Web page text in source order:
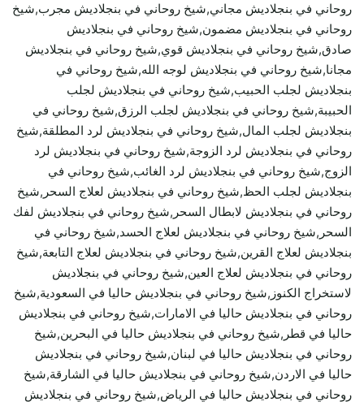
روحاني في بنجلاديش مجاني,شيخ روحاني في بنجلاديش مجرب,شيخ
روحاني في بنجلاديش مضمون,شيخ روحاني في بنجلاديش
صادق,شيخ روحاني في بنجلاديش قوي,شيخ روحاني في بنجلاديش
مجانا,شيخ روحاني في بنجلاديش لوجه الله,شيخ روحاني في
بنجلاديش لجلب الحبيب,شيخ روحاني في بنجلاديش لجلب
الحبيبة,شيخ روحاني في بنجلاديش لجلب الرزق,شيخ روحاني في
بنجلاديش لجلب المال,شيخ روحاني في بنجلاديش لرد المطلقة,شيخ
روحاني في بنجلاديش لرد الزوجة,شيخ روحاني في بنجلاديش لرد
الزوج,شيخ روحاني في بنجلاديش لرد الغائب,شيخ روحاني في
بنجلاديش لجلب الحظ,شيخ روحاني في بنجلاديش لعلاج السحر,شيخ
روحاني في بنجلاديش لابطال السحر,شيخ روحاني في بنجلاديش لفك
السحر,شيخ روحاني في بنجلاديش لعلاج الحسد,شيخ روحاني في
بنجلاديش لعلاج القرين,شيخ روحاني في بنجلاديش لعلاج التابعة,شيخ
روحاني في بنجلاديش لعلاج العين,شيخ روحاني في بنجلاديش
لاستخراج الكنوز,شيخ روحاني في بنجلاديش حاليا في السعودية,شيخ
روحاني في بنجلاديش حاليا في الامارات,شيخ روحاني في بنجلاديش
حاليا في قطر,شيخ روحاني في بنجلاديش حاليا في البحرين,شيخ
روحاني في بنجلاديش حاليا في لبنان,شيخ روحاني في بنجلاديش
حاليا في الاردن,شيخ روحاني في بنجلاديش حاليا في الشارقة,شيخ
روحاني في بنجلاديش حاليا في الرياض,شيخ روحاني في بنجلاديش